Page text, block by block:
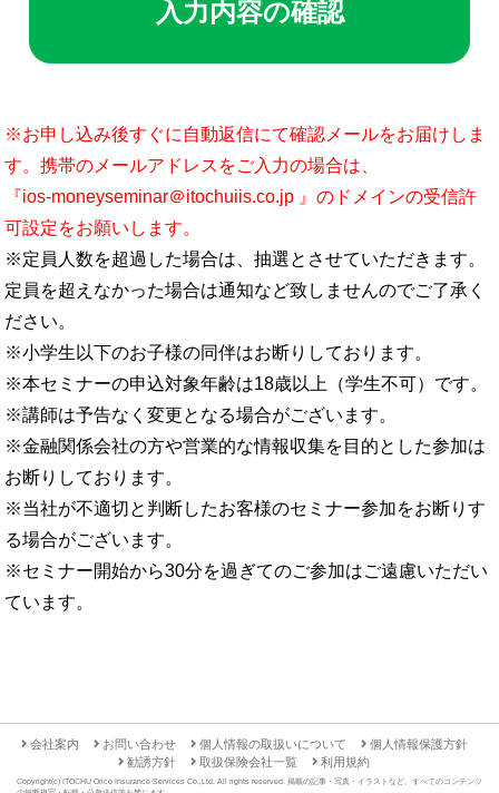
※お申し込み後すぐに自動返信にて確認メールをお届けしま
す。携帯のメールアドレスをご入力の場合は、
『ios-moneyseminar＠itochuiis.co.jp 』のドメインの受信許
可設定をお願いします。
※定員人数を超過した場合は、抽選とさせていただきます。
定員を超えなかった場合は通知など致しませんのでご了承く
ださい。
※小学生以下のお子様の同伴はお断りしております。
※本セミナーの申込対象年齢は18歳以上（学生不可）です。
※講師は予告なく変更となる場合がございます。
※金融関係会社の方や営業的な情報収集を目的とした参加は
お断りしております。
※当社が不適切と判断したお客様のセミナー参加をお断りす
る場合がございます。
※セミナー開始から30分を過ぎてのご参加はご遠慮いただい
ています。